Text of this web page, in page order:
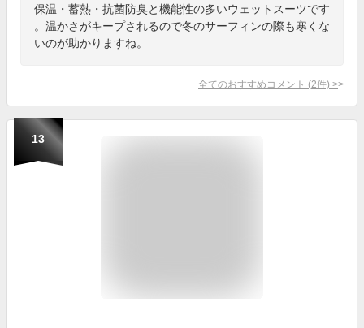
保温・蓄熱・抗菌防臭と機能性の多いウェットスーツです
。温かさがキープされるので冬のサーフィンの際も寒くな
いのが助かりますね。
全てのおすすめコメント (2件) >
13